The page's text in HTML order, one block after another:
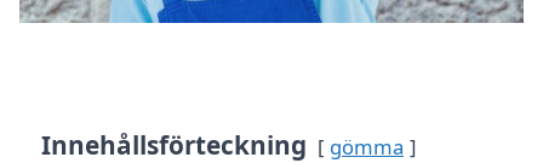
Innehållsförteckning gömma